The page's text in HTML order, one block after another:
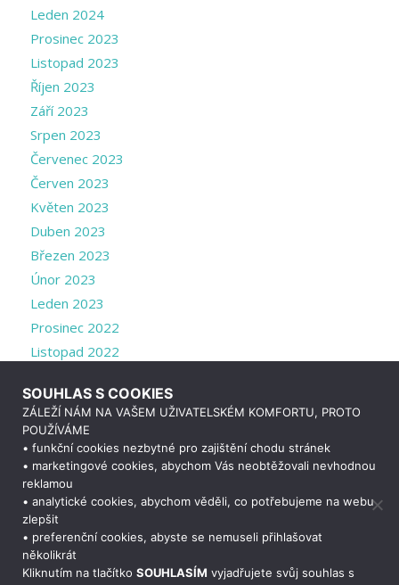
Leden 2024
Prosinec 2023
Listopad 2023
Říjen 2023
Září 2023
Srpen 2023
Červenec 2023
Červen 2023
Květen 2023
Duben 2023
Březen 2023
Únor 2023
Leden 2023
Prosinec 2022
Listopad 2022
Září 2022
Srpen 2022
Červenec 2022
Duben 2022
Březen 2022
SOUHLAS S COOKIES
ZÁLEŽÍ NÁM NA VAŠEM UŽIVATELSKÉM KOMFORTU, PROTO
POUŽÍVÁME
• funkční cookies nezbytné pro zajištění chodu stránek
• marketingové cookies, abychom Vás neobtěžovali nevhodnou
reklamou
• analytické cookies, abychom věděli, co potřebujeme na webu
zlepšit
• preferenční cookies, abyste se nemuseli přihlašovat
několikrát
Kliknutím na tlačítko SOUHLASÍM vyjadřujete svůj souhlas s
Potřebujete poradit?Zeptejte se našeho